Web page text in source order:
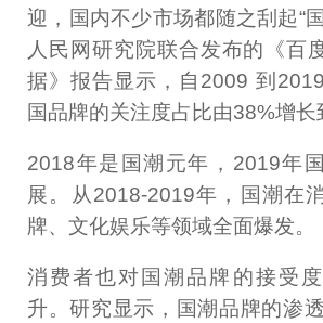
迎，国内不少市场都随之刮起“
人民网研究院联合发布的《百
据》报告显示，自2009 到
国品牌的关注度占比由38%增长
2018年是国潮元年，2019年
展。从2018-2019年，国潮在
牌、文化娱乐等领域全面爆发。
消费者也对国潮品牌的接受
升。研究显示，国潮品牌的渗